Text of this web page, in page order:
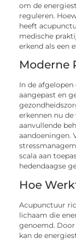
om de
reguleren.
heeft
medische
erkend als een
Moderne
In de
aangepast en
erkennen nu
aanvullende
aandoeningen.
scala aan
hedendaagse
Hoe
Acupunctuur
lichaam die
genoemd. Door
kan de